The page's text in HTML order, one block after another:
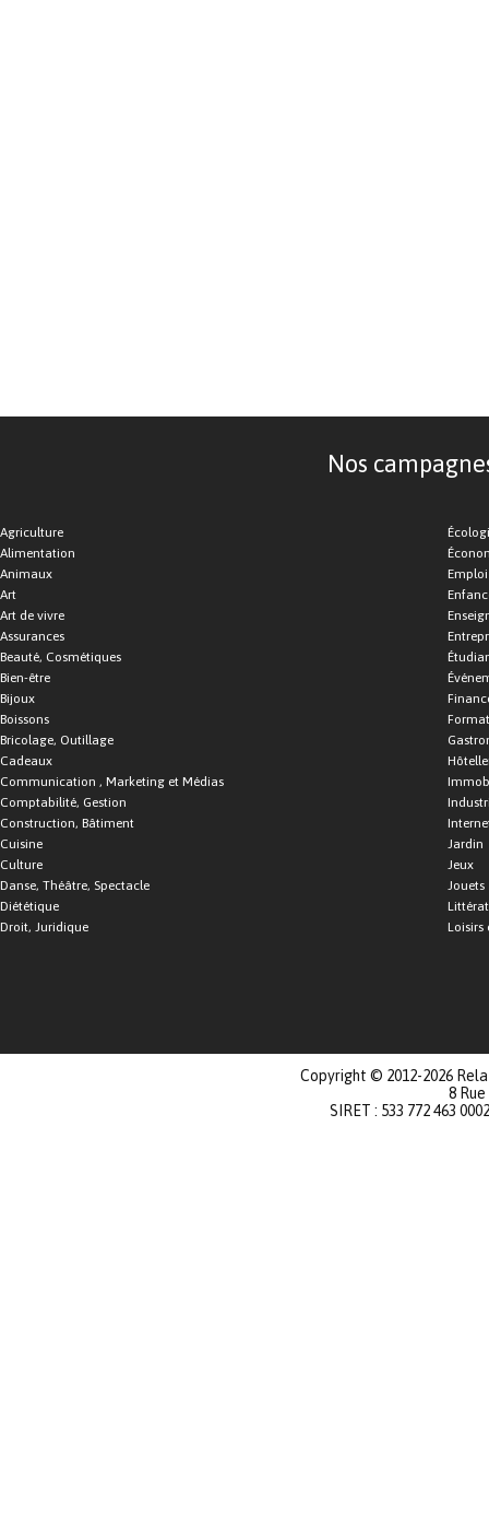
Nos
Agriculture
Alimentation
Animaux
Art
Art de vivre
Assurances
Beauté, Cosmétiques
Bien-être
Bijoux
Boissons
Bricolage, Outillage
Cadeaux
Communication , Marketing et Médias
Comptabilité, Gestion
Construction, Bâtiment
Cuisine
Culture
Danse, Théâtre, Spectacle
Diététique
Droit, Juridique
Emploi
Jardin
Jeux
Jouets
Loisirs
Copyright © 2012-2026
8
SIRET : 533 772 463